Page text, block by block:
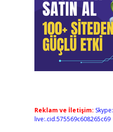
Reklam ve İletişim: Skype:
live:.cid.575569c608265c69